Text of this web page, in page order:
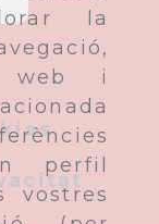
la
web i
perfil
vostres